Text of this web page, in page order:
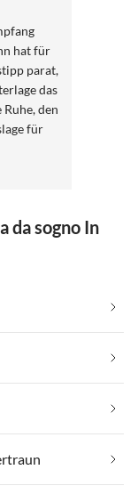
parat,
das
für
da sogno In